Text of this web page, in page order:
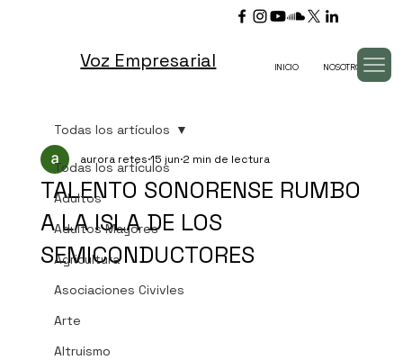
Voz Empresarial INICIO NOSOTROS
Todas los artículos
Adultos
Adultos Mayores
Agricultura
Asociaciones Civivles
Arte
Altruismo
Todas los artículos
TALENTO SONORENSE RUMBO
A LA ISLA DE LOS
SEMICONDUCTORES
aurora retes 15 jun 2 min de lectura